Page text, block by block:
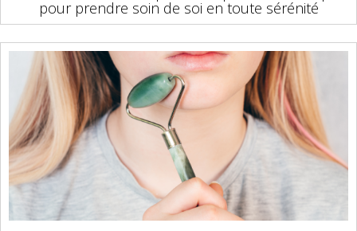
pour prendre soin de soi en toute sérénité